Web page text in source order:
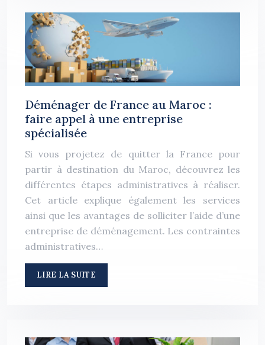
Déménager de France au Maroc :
faire appel à une entreprise
spécialisée
Si vous projetez de quitter la France pour
partir à destination du Maroc, découvrez les
différentes étapes administratives à réaliser.
Cet article explique également les services
ainsi que les avantages de solliciter l’aide d’une
entreprise de déménagement. Les contraintes
administratives…
LIRE LA SUITE